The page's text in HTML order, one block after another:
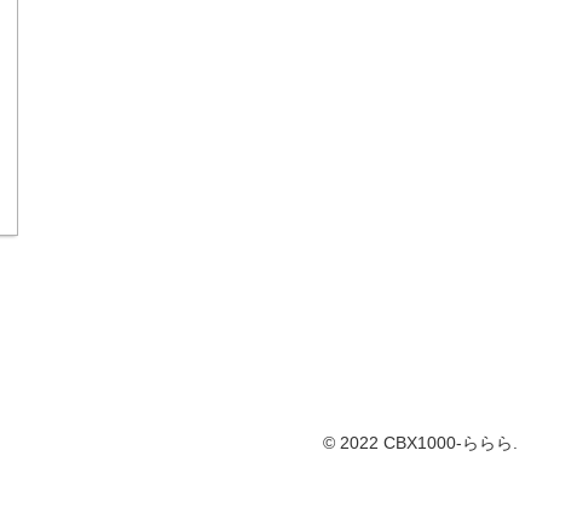
© 2022 CBX1000-ららら.